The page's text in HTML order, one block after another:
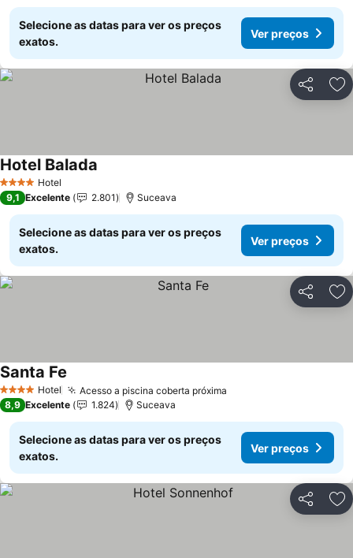
Selecione as datas para ver os preços
exatos.
Ver preços
Partilhar
4 EstrelasHotel
Hotel Balada
9,1 Excelente 2.801 Suceava
Selecione as datas para ver os preços
exatos.
Ver preços
Partilhar
4 EstrelasHotel Acesso a piscina coberta próxima
Santa Fe
8,9 Excelente 1.824 Suceava
Selecione as datas para ver os preços
exatos.
Ver preços
Partilhar